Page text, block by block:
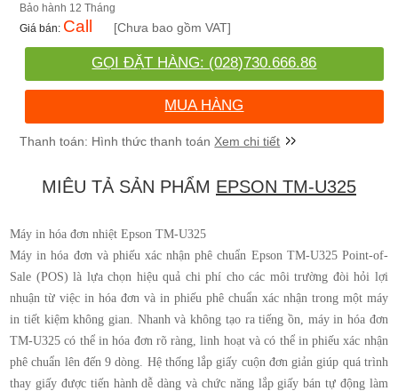
12 Tháng
Call [Chưa bao gồm VAT]
GỌI ĐẶT HÀNG: (028)730.666.86
MUA HÀNG
Xem chi tiết
MIÊU TẢ SẢN PHẨM EPSON TM-U325
Máy in hóa đơn nhiệt Epson TM-U325
Máy in hóa đơn và phiếu xác nhận phê chuẩn Epson TM-U325 Point-of-
Sale (POS) là lựa chọn hiệu quả chi phí cho các môi trường đòi hỏi lợi
nhuận từ việc in hóa đơn và in phiếu phê chuẩn xác nhận trong một máy
in tiết kiệm không gian. Nhanh và không tạo ra tiếng ồn, máy in hóa đơn
TM-U325 có thể in hóa đơn rõ ràng, linh hoạt và có thể in phiếu xác nhận
phê chuẩn lên đến 9 dòng. Hệ thống lắp giấy cuộn đơn giản giúp quá trình
thay giấy được tiến hành dễ dàng và chức năng lắp giấy bán tự động làm